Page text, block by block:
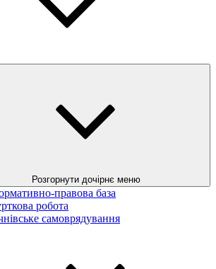
Розгорнути дочірнє меню
правова база
робота
самоврядування